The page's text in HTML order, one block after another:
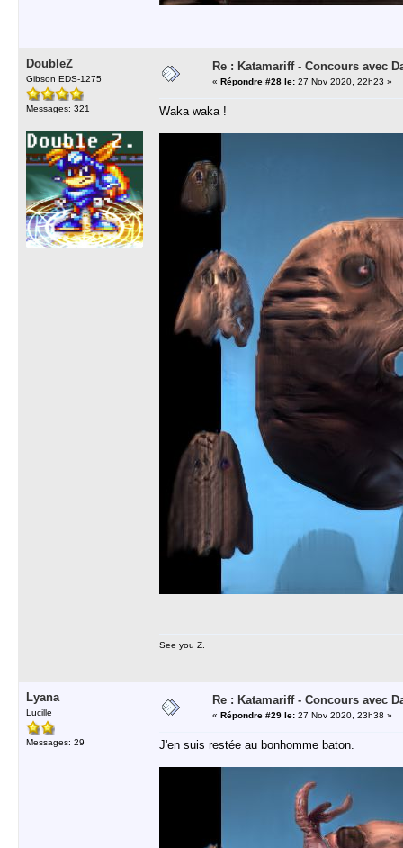
DoubleZ
Gibson EDS-1275
Messages: 321
Re : Katamariff - Concours avec
« Répondre #28 le: 27 Nov 2020, 22h23 »
Waka waka !
See you Z.
Lyana
Lucille
Messages: 29
Re : Katamariff - Concours avec
« Répondre #29 le: 27 Nov 2020, 23h38 »
J'en suis restée au bonhomme baton.